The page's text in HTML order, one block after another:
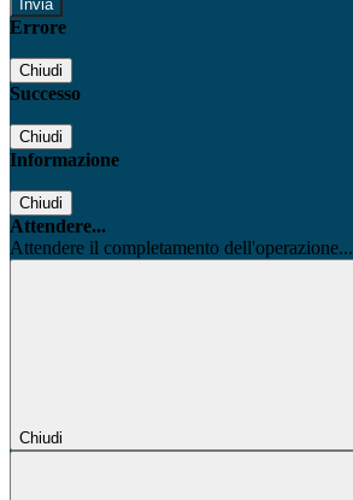
Errore
Chiudi
Successo
Chiudi
Informazione
Chiudi
Attendere...
Attendere il completamento dell'operazione...
Chiudi